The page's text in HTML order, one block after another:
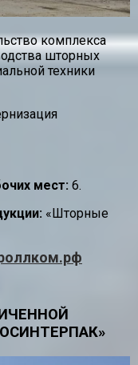
комплекса
шторных
техники
мест: 6.
«Шторные